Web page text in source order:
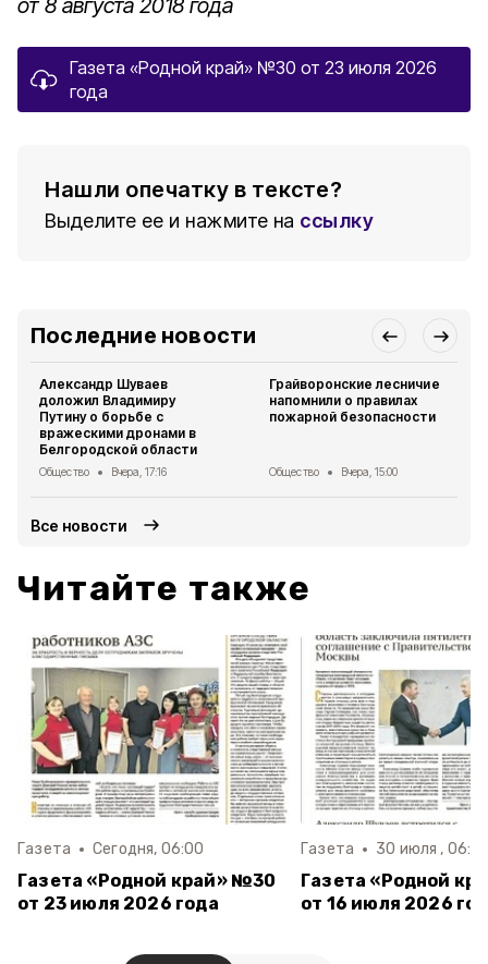
от 8 августа 2018 года
Газета «Родной край» №30 от 23 июля 2026
года
Нашли опечатку в тексте?
Выделите ее и нажмите на ссылку
Последние новости
Александр Шуваев
доложил Владимиру
Путину о борьбе с
вражескими дронами в
Белгородской области
Общество Вчера, 17:16
Грайворонские лесничие
напомнили о правилах
пожарной безопасности
Общество Вчера, 15:00
Все новости
Читайте также
Газета Сегодня, 06:00
Газета «Родной край» №30
от 23 июля 2026 года
Газета 30 июля ,
Газета «Родной
от 16 июля 2026